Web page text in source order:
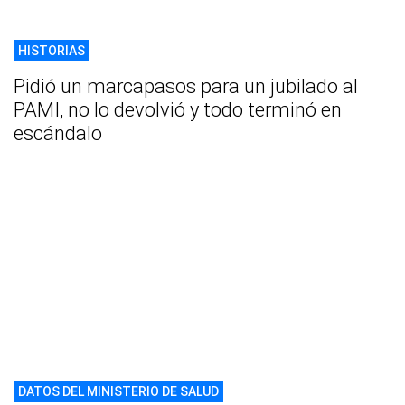
HISTORIAS
Pidió un marcapasos para un jubilado al
PAMI, no lo devolvió y todo terminó en
escándalo
DATOS DEL MINISTERIO DE SALUD